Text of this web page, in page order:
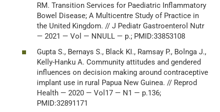
RM. Transition Services for Paediatric Inflammatory
Bowel Disease; A Multicentre Study of Practice in
the United Kingdom. // J Pediatr Gastroenterol Nutr
— 2021 — Vol — NNULL — p.; PMID:33853108
Gupta S., Bernays S., Black KI., Ramsay P., Bolnga J.,
Kelly-Hanku A. Community attitudes and gendered
influences on decision making around contraceptive
implant use in rural Papua New Guinea. // Reprod
Health — 2020 — Vol17 — N1 — p.136;
PMID:32891171